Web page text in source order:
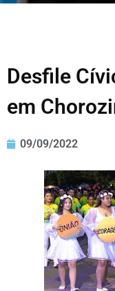
Desfile
em
09/09/2022